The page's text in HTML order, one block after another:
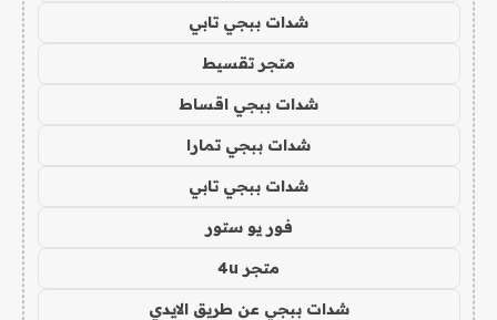
شدات ببجي تابي
متجر تقسيط
شدات ببجي اقساط
شدات ببجي تمارا
شدات ببجي تابي
فور يو ستور
متجر 4u
شدات ببجي عن طريق الايدي